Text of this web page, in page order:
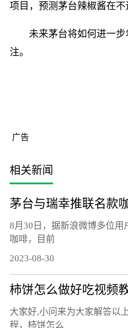
项目，预测茅台辣椒酱在不
未来茅台将如何进一
注。
广告
相关新闻
8月30日，据新浪微博多位
咖啡，目前
2023-08-30
柿饼怎么做好吃视频
大家好,小问来为大家解答以
程，柿饼怎么